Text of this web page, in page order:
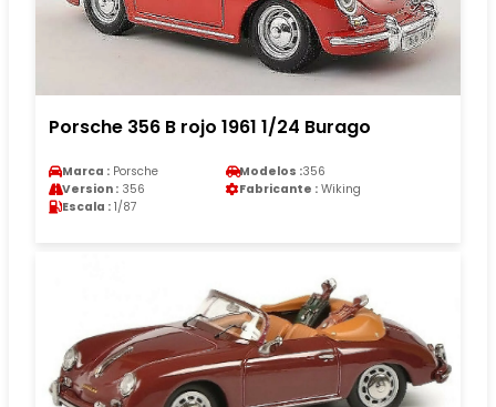
Porsche 356 B rojo 1961 1/24 Burago
Marca : Porsche Modelos :356
Version : 356 Fabricante : Wiking
Escala : 1/87